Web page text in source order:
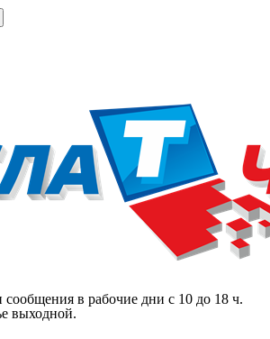
в рабочие дни с 10 до 18 ч.
выходной.